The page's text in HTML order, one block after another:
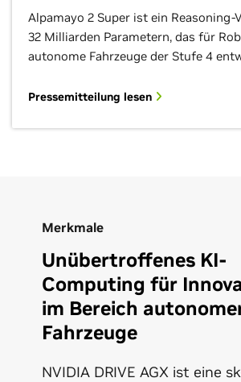
Alpamayo 2 Super ist ein Reasoning-
32 Milliarden Parametern, das für
autonome Fahrzeuge der Stufe 4
Pressemitteilung lesen
Merkmale
Unübertroffenes KI-
Computing für
im Bereich
Fahrzeuge
NVIDIA DRIVE AGX ist eine